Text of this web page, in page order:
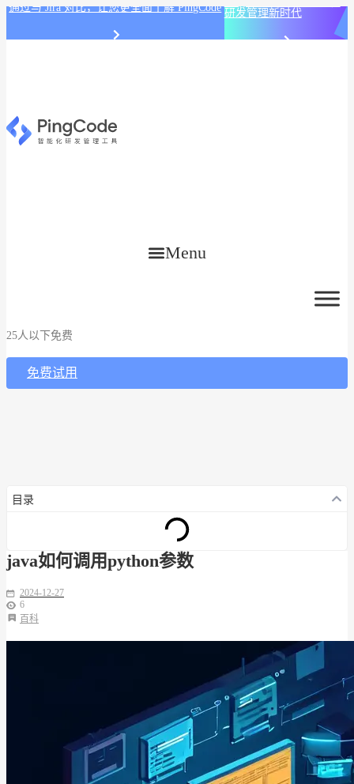
通过与 Jira 对比，让您更全面了解 PingCode 研发管理新时代
Menu
25人以下免费
免费试用
目录
java如何调用python参数
2024-12-27
6
百科